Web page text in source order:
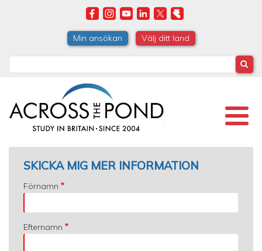
Min ansökan Välj ditt land
SKICKA MIG MER INFORMATION
Förnamn
Efternamn